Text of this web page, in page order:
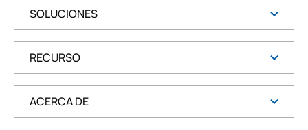
SOLUCIONES
RECURSO
ACERCA DE